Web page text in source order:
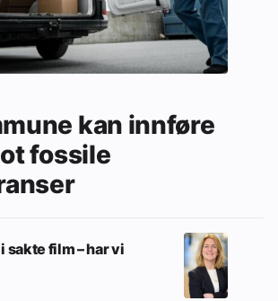
kan innføre
fossile
sakte film – har vi